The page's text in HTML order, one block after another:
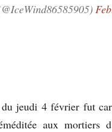
jeudi 4 février fut
aux mortiers